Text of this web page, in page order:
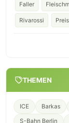
Faller
Rivarossi
THEMEN
ICE Barkas
S-Bahn Berlin